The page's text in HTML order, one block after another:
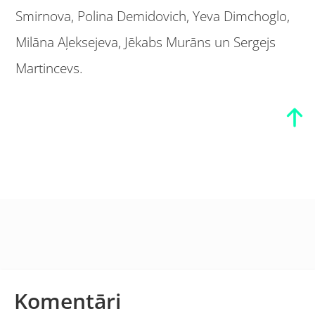
Smirnova, Polina Demidovich, Yeva Dimchoglo,
Milāna Aļeksejeva, Jēkabs Murāns un Sergejs
Martincevs.
Komentāri